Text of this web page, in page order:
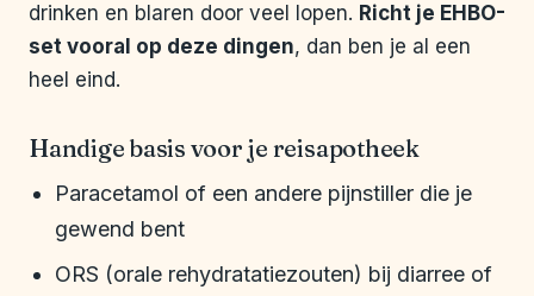
drinken en blaren door veel lopen. Richt je EHBO-
set vooral op deze dingen, dan ben je al een
heel eind.
Handige basis voor je reisapotheek
Paracetamol of een andere pijnstiller die je
gewend bent
ORS (orale rehydratatiezouten) bij diarree of